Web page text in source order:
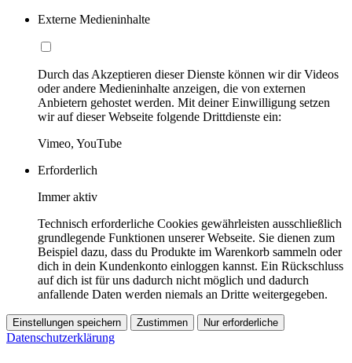
Externe Medieninhalte
Durch das Akzeptieren dieser Dienste können wir dir Videos
oder andere Medieninhalte anzeigen, die von externen
Anbietern gehostet werden. Mit deiner Einwilligung setzen
wir auf dieser Webseite folgende Drittdienste ein:
Vimeo, YouTube
Erforderlich
Immer aktiv
Technisch erforderliche Cookies gewährleisten ausschließlich
grundlegende Funktionen unserer Webseite. Sie dienen zum
Beispiel dazu, dass du Produkte im Warenkorb sammeln oder
dich in dein Kundenkonto einloggen kannst. Ein Rückschluss
auf dich ist für uns dadurch nicht möglich und dadurch
anfallende Daten werden niemals an Dritte weitergegeben.
Einstellungen speichern Zustimmen Nur erforderliche
Datenschutzerklärung